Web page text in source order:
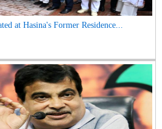
at Hasina's Former Residence...